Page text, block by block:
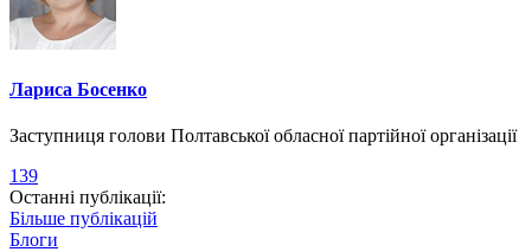
Лариса Босенко
Заступниця голови Полтавської обласної партійної
139
Останні публікації:
Більше публікацій
Блоги